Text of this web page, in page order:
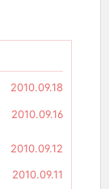
2010.09.18
2010.09.16
2010.09.12
2010.09.11